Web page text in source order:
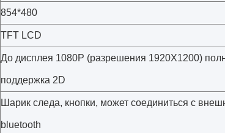
854*480
TFT LCD
До дисплея 1080P (разрешения 1920X1200)
поддержка 2D
Шарик следа, кнопки, может соединиться с
bluetooth